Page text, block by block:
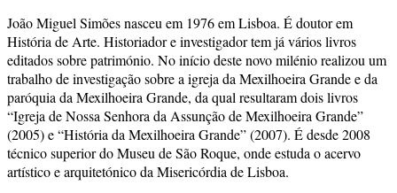
João Miguel Simões nasceu em 1976 em Lisboa. É doutor em
História de Arte. Historiador e investigador tem já vários livros
editados sobre património. No início deste novo milénio realizou um
trabalho de investigação sobre a igreja da Mexilhoeira Grande e da
paróquia da Mexilhoeira Grande, da qual resultaram dois livros
“Igreja de Nossa Senhora da Assunção de Mexilhoeira Grande”
(2005) e “História da Mexilhoeira Grande” (2007). É desde 2008
técnico superior do Museu de São Roque, onde estuda o acervo
artístico e arquitetónico da Misericórdia de Lisboa.